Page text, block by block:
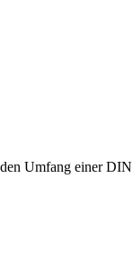
Umfang einer